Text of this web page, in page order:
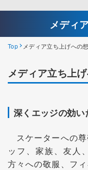
メディ
Top メディア立ち上げへの
メディア立ち上
深くエッジの効い
スケーターへの
ッフ、家族、友人
方々への敬服、フ